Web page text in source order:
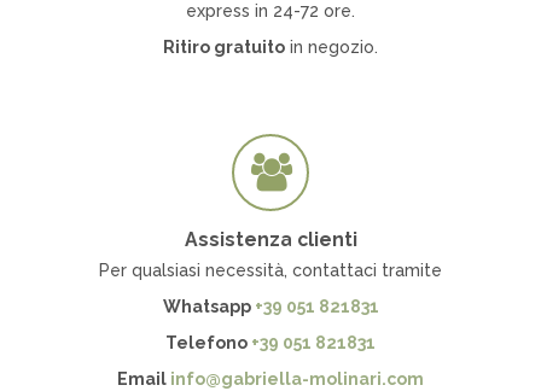
express in 24-72 ore.
Ritiro gratuito in negozio.
Assistenza clienti
Per qualsiasi necessità, contattaci tramite
Whatsapp +39 051 821831
Telefono +39 051 821831
Email info@gabriella-molinari.com